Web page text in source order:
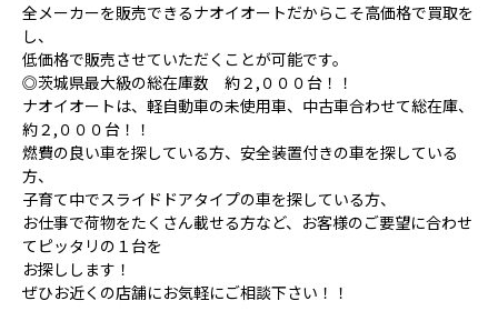
全メーカーを販売できるナオイオートだからこそ高価格で買取を
し、
低価格で販売させていただくことが可能です。
◎茨城県最大級の総在庫数 約２,０００台！！
ナオイオートは、軽自動車の未使用車、中古車合わせて総在庫、
約２,０００台！！
燃費の良い車を探している方、安全装置付きの車を探している
方、
子育て中でスライドドアタイプの車を探している方、
お仕事で荷物をたくさん載せる方など、お客様のご要望に合わせ
てピッタリの１台を
お探しします！
ぜひお近くの店舗にお気軽にご相談下さい！！